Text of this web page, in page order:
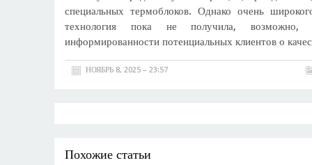
специальных термоблоков. Однако очень
технология пока не получила, возможно,
информированности потенциальных клиентов о
НОЯБРЬ 8, 2025 – 23:57
Похожие статьи